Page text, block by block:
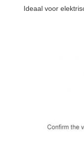
Ideaal voor